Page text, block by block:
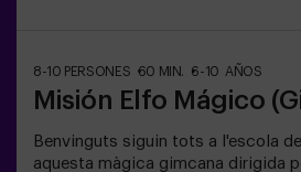
8-10 PERSONES 60 MIN. 6-10 AÑOS
Misión Elfo Mágico
Benvinguts siguin tots a l'escola de
aquesta màgica gimcana dirigida